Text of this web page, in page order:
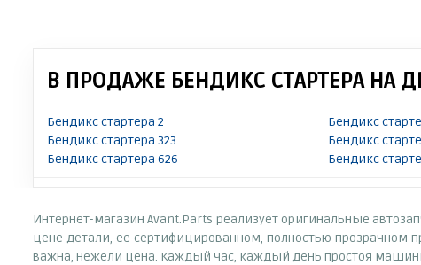
В ПРОДАЖЕ БЕНДИКС СТАРТЕРА НА
Бендикс стартера 2
Бендикс стартера 323
Бендикс стартера 626
Бендикс
Бендикс
Бендикс
Интернет-магазин Avant.Parts реализует оригинальные
цене детали, ее сертифицированном, полностью прозрачном
важна, нежели цена. Каждый час, каждый день простоя